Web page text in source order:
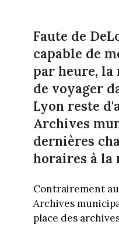
Faute de
capable de
par heure,
de voyager
Lyon reste
Archives
dernières
horaires à la
Contrairement
Archives
place des